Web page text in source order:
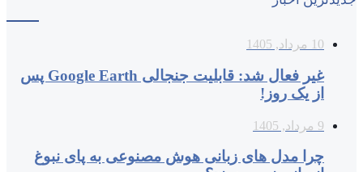
10 مرداد, 1405
غیر فعال شد: قابلیت جنجالی Google Earth پس
از یک روز!
9 مرداد, 1405
چرا مدل‌ های زبانی هوش مصنوعی به پای نبوغ